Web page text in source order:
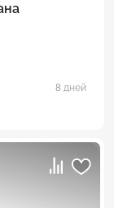
8 дней